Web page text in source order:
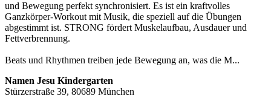
und Bewegung perfekt synchronisiert. Es ist ein kraftvolles
Ganzkörper-Workout mit Musik, die speziell auf die Übungen
abgestimmt ist. STRONG fördert Muskelaufbau, Ausdauer und
Fettverbrennung.
Beats und Rhythmen treiben jede Bewegung an, was die M...
Namen Jesu Kindergarten
Stürzerstraße 39, 80689 München